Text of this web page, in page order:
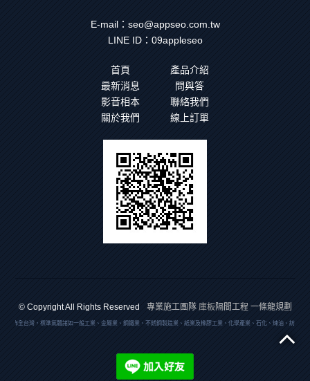
E-mail： seo@appseo.com.tw
LINE ID： 09appleseo
首頁
產品介紹
最新消息
問與答
影音相本
聯絡我們
關於我們
線上訂單
© Copyright All Rights Reserved 專業施工團隊 庫板隔間工程 一條龍規劃
遍佈全台灣，標準氣體諸如一般工業、金屬業、鋼鐵業、不銹鋼製造業、紙業及橡膠工業、化學產業、石化、煉油、紡織化